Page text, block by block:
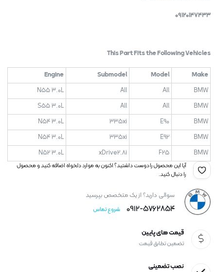
09120147433
This Part Fits the Following Vehicles
Make
Model
Submodel
Engine
BMW
All
All
N55 3.0L
BMW
All
All
S55 3.0L
BMW
E90
335xi
N54 3.0L
BMW
E92
335xi
N54 3.0L
BMW
F25
xDrive2.8i
N52 3.0L
آیا این محصول را دوست داشتید؟ اکنون به موارد دلخواه اضافه کنید و محصول
را دنبال کنید.
سوالی دارید؟ از یک متخصص بپرسید
0912-۵۷۶۲۸۵۴ شروع تماس
قیمت های پایین
تضمین تطابق قیمت
نصب تضمینی